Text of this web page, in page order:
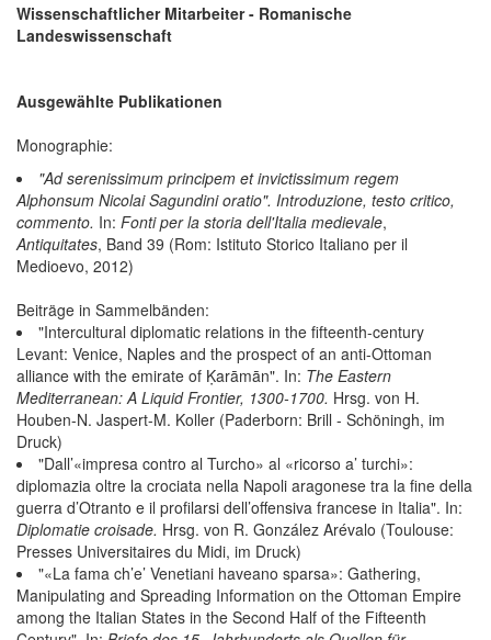
Wissenschaftlicher Mitarbeiter - Romanische
Landeswissenschaft
Ausgewählte Publikationen
Monographie:
"Ad serenissimum principem et invictissimum regem
Alphonsum Nicolai Sagundini oratio". Introduzione, testo critico,
commento. In: Fonti per la storia dell'Italia medievale,
Antiquitates, Band 39 (Rom: Istituto Storico Italiano per il
Medioevo, 2012)
Beiträge in Sammelbänden:
"Intercultural diplomatic relations in the fifteenth-century
Levant: Venice, Naples and the prospect of an anti-Ottoman
alliance with the emirate of Ḳarāmān". In: The Eastern
Mediterranean: A Liquid Frontier, 1300-1700. Hrsg. von H.
Houben-N. Jaspert-M. Koller (Paderborn: Brill - Schöningh, im
Druck)
"Dall’«impresa contro al Turcho» al «ricorso a’ turchi»:
diplomazia oltre la crociata nella Napoli aragonese tra la fine della
guerra d’Otranto e il profilarsi dell’offensiva francese in Italia". In:
Diplomatie croisade. Hrsg. von R. González Arévalo (Toulouse:
Presses Universitaires du Midi, im Druck)
"«La fama ch’e’ Venetiani haveano sparsa»: Gathering,
Manipulating and Spreading Information on the Ottoman Empire
among the Italian States in the Second Half of the Fifteenth